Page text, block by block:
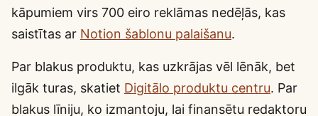
kāpumiem virs 700 eiro reklāmas nedēļās, kas
saistītas ar Notion šablonu palaišanu.
Par blakus produktu, kas uzkrājas vēl lēnāk, bet
ilgāk turas, skatiet Digitālo produktu centru. Par
blakus līniju, ko izmantoju, lai finansētu redaktoru